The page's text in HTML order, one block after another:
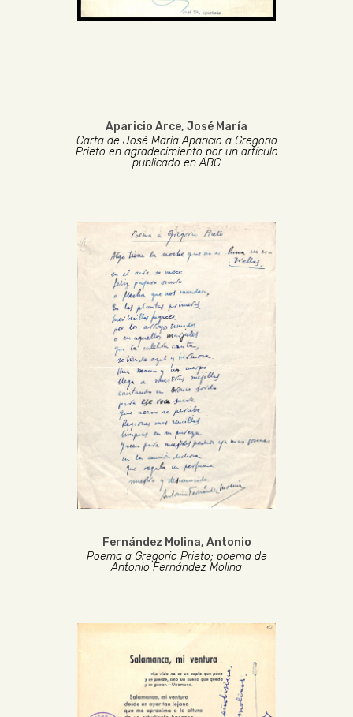
Aparicio Arce, José María
Carta de José María Aparicio a Gregorio
Prieto en agradecimiento por un artículo
publicado en ABC
Fernández Molina, Antonio
Poema a Gregorio Prieto; poema de
Antonio Fernández Molina